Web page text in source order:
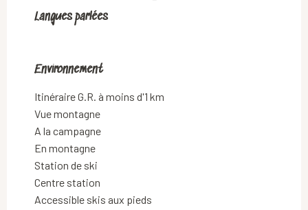
Langues parlées
Langues parlées
Environnement
Environnement
Itinéraire G.R. à moins d'1 km
Vue montagne
A la campagne
En montagne
Station de ski
Centre station
Accessible skis aux pieds